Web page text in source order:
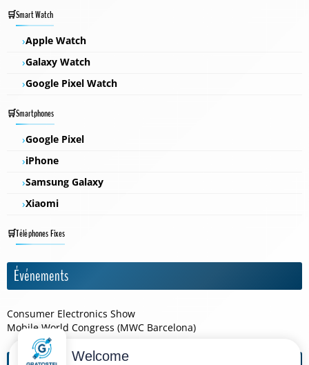
Smart Watch
Apple Watch
Galaxy Watch
Google Pixel Watch
Smartphones
Google Pixel
iPhone
Samsung Galaxy
Xiaomi
Téléphones Fixes
Événements
Consumer Electronics Show
Mobile World Congress (MWC Barcelona)
Welcome